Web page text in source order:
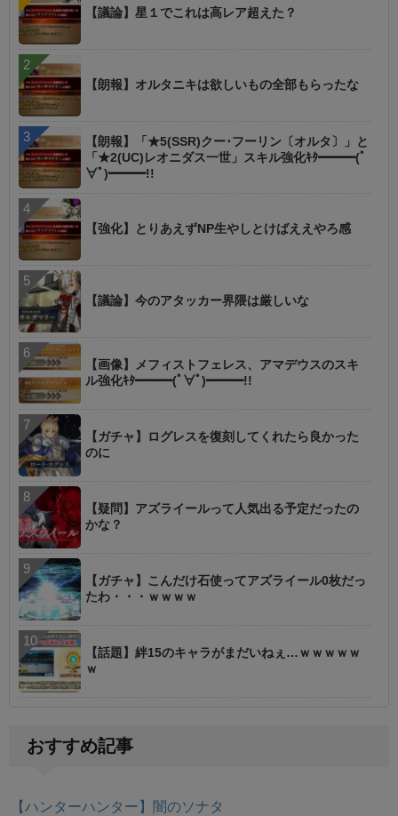
【議論】星１でこれは高レア超えた？
【朗報】オルタニキは欲しいもの全部もらったな
【朗報】「★5(SSR)クー･フーリン〔オルタ〕」と
「★2(UC)レオニダス一世」スキル強化ｷﾀ━━━(ﾟ
∀ﾟ)━━━!!
【強化】とりあえずNP生やしとけばええやろ感
【議論】今のアタッカー界隈は厳しいな
【画像】メフィストフェレス、アマデウスのスキ
ル強化ｷﾀ━━━(ﾟ∀ﾟ)━━━!!
【ガチャ】ログレスを復刻してくれたら良かった
のに
【疑問】アズライールって人気出る予定だったの
かな？
【ガチャ】こんだけ石使ってアズライール0枚だっ
たわ・・・ｗｗｗｗ
【話題】絆15のキャラがまだいねぇ…ｗｗｗｗｗ
ｗ
おすすめ記事
【ハンターハンター】闇のソナタ